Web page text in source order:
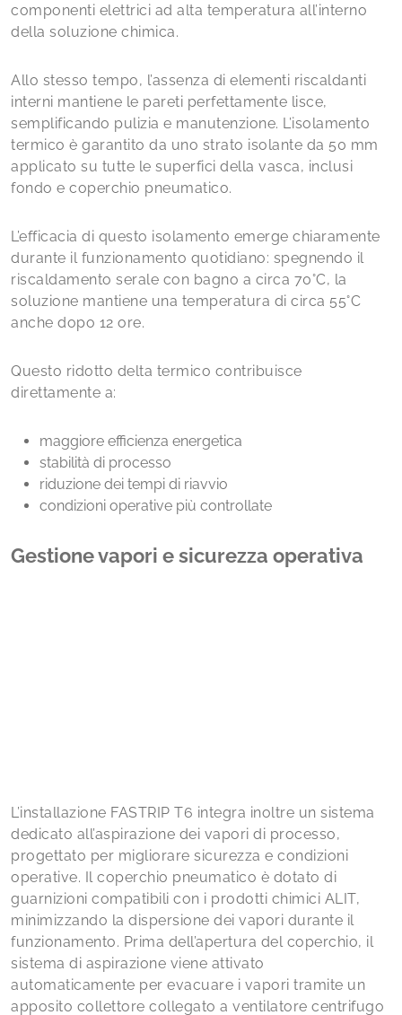
componenti elettrici ad alta temperatura all’interno
della soluzione chimica.
Allo stesso tempo, l’assenza di elementi riscaldanti
interni mantiene le pareti perfettamente lisce,
semplificando pulizia e manutenzione. L’isolamento
termico è garantito da uno strato isolante da 50 mm
applicato su tutte le superfici della vasca, inclusi
fondo e coperchio pneumatico.
L’efficacia di questo isolamento emerge chiaramente
durante il funzionamento quotidiano: spegnendo il
riscaldamento serale con bagno a circa 70°C, la
soluzione mantiene una temperatura di circa 55°C
anche dopo 12 ore.
Questo ridotto delta termico contribuisce
direttamente a:
maggiore efficienza energetica
stabilità di processo
riduzione dei tempi di riavvio
condizioni operative più controllate
Gestione vapori e sicurezza operativa
L’installazione FASTRIP T6 integra inoltre un sistema
dedicato all’aspirazione dei vapori di processo,
progettato per migliorare sicurezza e condizioni
operative. Il coperchio pneumatico è dotato di
guarnizioni compatibili con i prodotti chimici ALIT,
minimizzando la dispersione dei vapori durante il
funzionamento. Prima dell’apertura del coperchio, il
sistema di aspirazione viene attivato
automaticamente per evacuare i vapori tramite un
apposito collettore collegato a ventilatore centrifugo